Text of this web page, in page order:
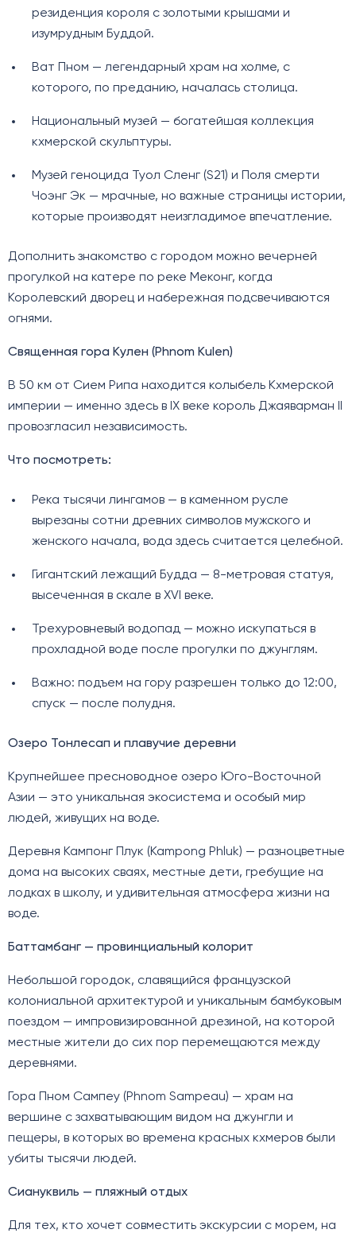
резиденция короля с золотыми крышами и
изумрудным Буддой.
Ват Пном — легендарный храм на холме, с
которого, по преданию, началась столица.
Национальный музей — богатейшая коллекция
кхмерской скульптуры.
Музей геноцида Туол Сленг (S21) и Поля смерти
Чоэнг Эк — мрачные, но важные страницы истории,
которые производят неизгладимое впечатление.
Дополнить знакомство с городом можно вечерней
прогулкой на катере по реке Меконг, когда
Королевский дворец и набережная подсвечиваются
огнями.
Священная гора Кулен (Phnom Kulen)
В 50 км от Сием Рипа находится колыбель Кхмерской
империи — именно здесь в IX веке король Джаяварман II
провозгласил независимость.
Что посмотреть:
Река тысячи лингамов — в каменном русле
вырезаны сотни древних символов мужского и
женского начала, вода здесь считается целебной.
Гигантский лежащий Будда — 8-метровая статуя,
высеченная в скале в XVI веке.
Трехуровневый водопад — можно искупаться в
прохладной воде после прогулки по джунглям.
Важно: подъем на гору разрешен только до 12:00,
спуск — после полудня.
Озеро Тонлесап и плавучие деревни
Крупнейшее пресноводное озеро Юго-Восточной
Азии — это уникальная экосистема и особый мир
людей, живущих на воде.
Деревня Кампонг Плук (Kampong Phluk) — разноцветные
дома на высоких сваях, местные дети, гребущие на
лодках в школу, и удивительная атмосфера жизни на
воде.
Баттамбанг — провинциальный колорит
Небольшой городок, славящийся французской
колониальной архитектурой и уникальным бамбуковым
поездом — импровизированной дрезиной, на которой
местные жители до сих пор перемещаются между
деревнями.
Гора Пном Сампеу (Phnom Sampeau) — храм на
вершине с захватывающим видом на джунгли и
пещеры, в которых во времена красных кхмеров были
убиты тысячи людей.
Сиануквиль — пляжный отдых
Для тех, кто хочет совместить экскурсии с морем, на